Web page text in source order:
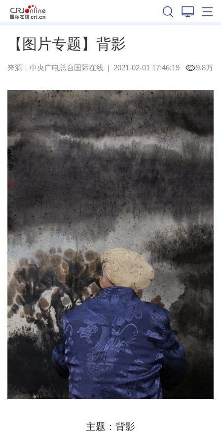
【图片专题】背影
来源：中央广电总台国际在线| 2021-02-01 17:46:19 9.8万
主题：背影